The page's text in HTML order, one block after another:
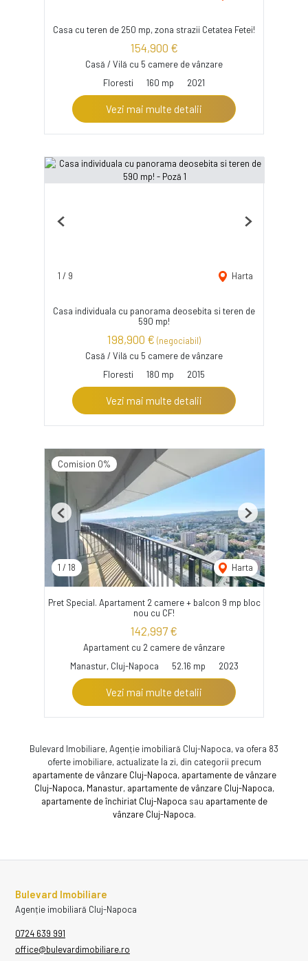
Casa cu teren de 250 mp, zona strazii Cetatea Fetei!
154,900 €
Casă / Vilă cu 5 camere de vânzare
Floresti
160 mp 2021
Vezi mai multe detalii
1 / 9 Harta
Previous Next
Casa individuala cu panorama deosebita si teren de
590 mp!
198,900 € (negociabil)
Casă / Vilă cu 5 camere de vânzare
Floresti
180 mp 2015
Vezi mai multe detalii
Comision 0%
1 / 18 Harta
Previous Next
Pret Special. Apartament 2 camere + balcon 9 mp bloc
nou cu CF!
142,997 €
Apartament cu 2 camere de vânzare
Manastur, Cluj-Napoca
52.16 mp 2023
Vezi mai multe detalii
Bulevard Imobiliare, Agenție imobiliară Cluj-Napoca, va ofera 83
oferte imobiliare, actualizate la zi, din categorii precum
apartamente de vânzare Cluj-Napoca, apartamente de vânzare
Cluj-Napoca, Manastur, apartamente de vânzare Cluj-Napoca,
apartamente de închiriat Cluj-Napoca sau apartamente de
vânzare Cluj-Napoca.
Bulevard Imobiliare
Agenție imobiliară Cluj-Napoca
0724 639 991
office@bulevardimobiliare.ro